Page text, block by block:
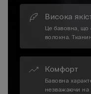
Висока
Це бавовна, що
волокна.
Комфорт
Бавовна
незважаючи на